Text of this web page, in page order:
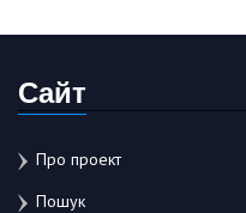
Сайт
Про проект
Пошук